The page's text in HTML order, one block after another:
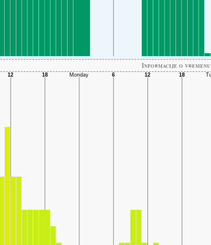
Informacije o vremenu